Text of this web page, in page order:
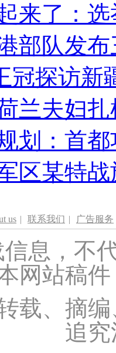
来了：
部队发
冠探访新
兰夫妇
划：首
区某特
us | 联系我们 | 广告服务
息，不
网站稿
载、摘
追